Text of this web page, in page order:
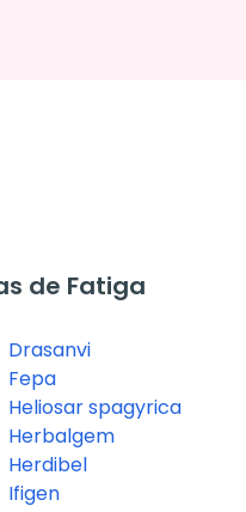
de Fatiga
Drasanvi
Fepa
Heliosar spagyrica
Herbalgem
Herdibel
Ifigen